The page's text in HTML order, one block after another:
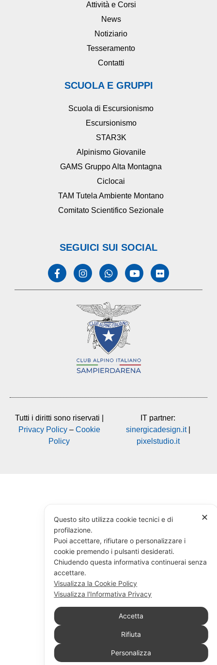
Attività e Corsi
News
Notiziario
Tesseramento
Contatti
SCUOLA E GRUPPI
Scuola di Escursionismo
Escursionismo
STAR3K
Alpinismo Giovanile
GAMS Gruppo Alta Montagna
Ciclocai
TAM Tutela Ambiente Montano
Comitato Scientifico Sezionale
SEGUICI SUI SOCIAL
Tutti i diritti sono riservati |
Privacy Policy– Cookie
Policy
IT partner:
sinergicadesign.it|
pixelstudio.it
✕
Questo sito utilizza cookie tecnici e di
profilazione.
Puoi accettare, rifiutare o personalizzare i
cookie premendo i pulsanti desiderati.
Chiudendo questa informativa continuerai senza
accettare.
Visualizza la Cookie Policy
Visualizza l'Informativa Privacy
Accetta
Rifiuta
Personalizza